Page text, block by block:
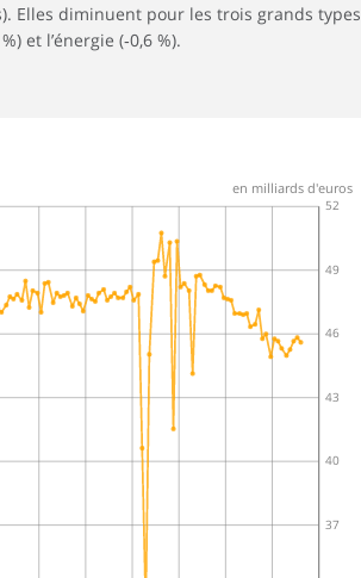
Elles diminuent pour les trois grands types
et l’énergie (‑0,6 %).
37
40
43
46
49
52
en milliards d'euros